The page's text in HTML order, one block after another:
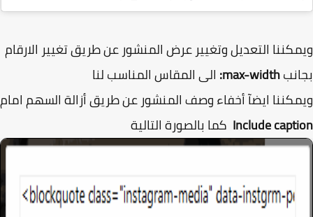
التعديل وتغيير عرض المنشور عن طريق تغيير الارقام
max-width:الى المقاس المناسب لنا
ايضآ أخفاء وصف المنشور عن طريق أزالة السهم امام
Includeكما بالصورة التالية